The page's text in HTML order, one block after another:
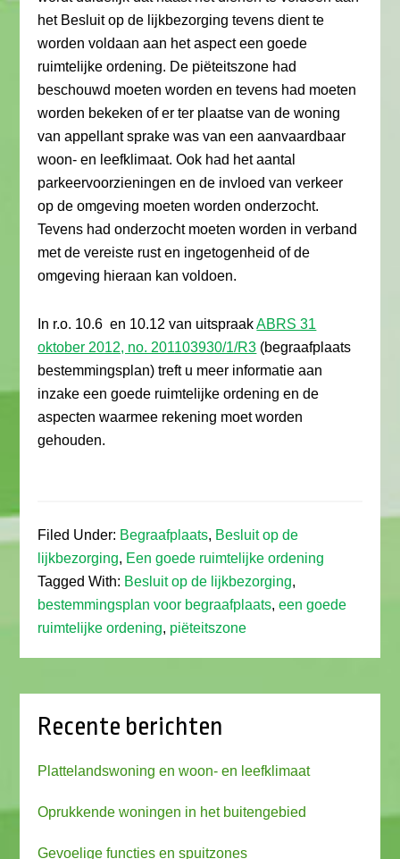
het Besluit op de lijkbezorging tevens dient te
worden voldaan aan het aspect een goede
ruimtelijke ordening. De piëteitszone had
beschouwd moeten worden en tevens had moeten
worden bekeken of er ter plaatse van de woning
van appellant sprake was van een aanvaardbaar
woon- en leefklimaat. Ook had het aantal
parkeervoorzieningen en de invloed van verkeer
op de omgeving moeten worden onderzocht.
Tevens had onderzocht moeten worden in verband
met de vereiste rust en ingetogenheid of de
omgeving hieraan kan voldoen.
In r.o. 10.6 en 10.12 van uitspraakABRS 31
oktober 2012, no. 201103930/1/R3 (begraafplaats
bestemmingsplan) treft u meer informatie aan
inzake een goede ruimtelijke ordening en de
aspecten waarmee rekening moet worden
gehouden.
Filed Under: Begraafplaats, Besluit op de
lijkbezorging, Een goede ruimtelijke ordening
Tagged With: Besluit op de lijkbezorging,
bestemmingsplan voor begraafplaats,een goede
ruimtelijke ordening, piëteitszone
Recente berichten
Plattelandswoning en woon- en leefklimaat
Oprukkende woningen in het buitengebied
Gevoelige functies en spuitzones